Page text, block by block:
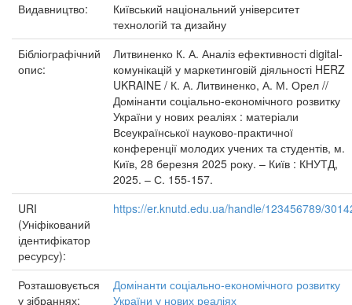
Видавництво:
Київський національний університет
технологій та дизайну
Бібліографічний
опис:
Литвиненко К. А. Аналіз ефективності digital-
комунікацій у маркетинговій діяльності HERZ
UKRAINE / К. А. Литвиненко, А. М. Орел //
Домінанти соціально-економічного розвитку
України у нових реаліях : матеріали
Всеукраїнської науково-практичної
конференції молодих учених та студентів, м.
Київ, 28 березня 2025 року. – Київ : КНУТД,
2025. – С. 155-157.
URI
(Уніфікований
ідентифікатор
ресурсу):
https://er.knutd.edu.ua/handle/123456789/
Розташовується
у зібраннях:
Домінанти соціально-економічного розвитку
України у нових реаліях